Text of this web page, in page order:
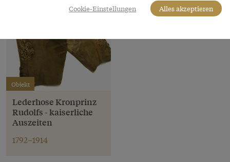
Objekt
Lederhose Kronprinz
Rudolfs - kaiserliche
Auszeiten
1792–1914
Cookie-Einstellungen Alles akzeptieren